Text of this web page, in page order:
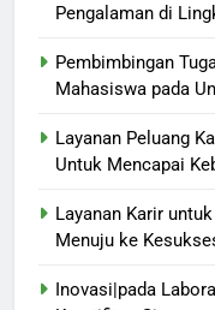
Pengalaman di
Pembimbingan
Mahasiswa pada
Layanan Peluang
Untuk Mencapai
Layanan Karir
Menuju ke
Inovasi|pada